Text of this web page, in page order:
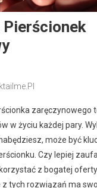
Pierścionek
zaręczynowego
w życiu każdej pary.
może być
Czy lepiej
z bogatej
tych rozwiązań ma